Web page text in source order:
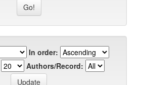
In order:
Authors/Record: